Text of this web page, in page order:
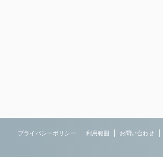
プライバシーポリシー 利用範囲 お問い合わせ